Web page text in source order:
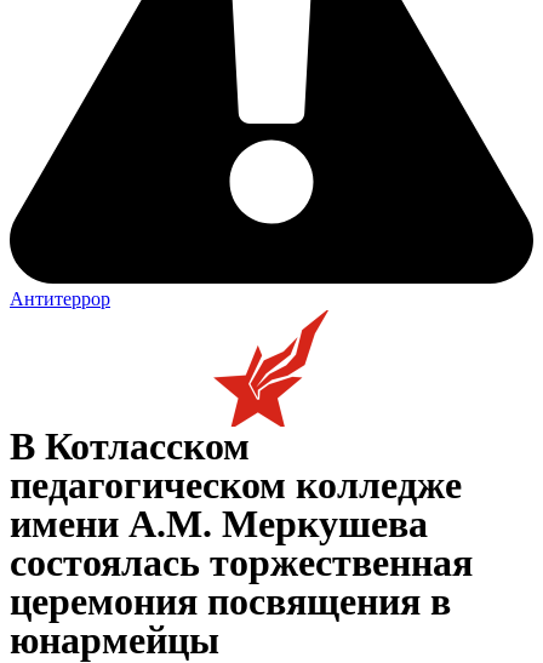
Антитеррор
В Котласском
педагогическом колледже
имени А.М. Меркушева
состоялась торжественная
церемония посвящения в
юнармейцы